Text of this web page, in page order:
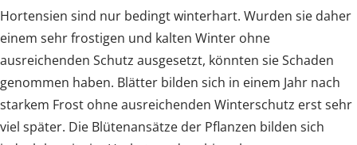
Hortensien sind nur bedingt winterhart. Wurden sie daher
einem sehr frostigen und kalten Winter ohne
ausreichenden Schutz ausgesetzt, könnten sie Schaden
genommen haben. Blätter bilden sich in einem Jahr nach
starkem Frost ohne ausreichenden Winterschutz erst sehr
viel später. Die Blütenansätze der Pflanzen bilden sich